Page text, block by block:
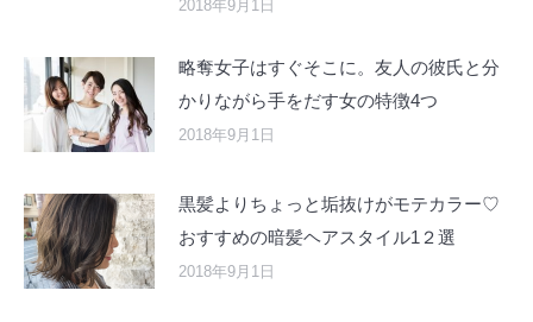
2018年9月1日
略奪女子はすぐそこに。友人の彼氏と分
かりながら手をだす女の特徴4つ
2018年9月1日
黒髪よりちょっと垢抜けがモテカラー♡
おすすめの暗髪ヘアスタイル1２選
2018年9月1日